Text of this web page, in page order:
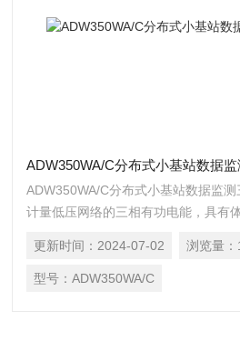
ADW350WA/C分布式小基站数据
ADW350WA/C分布式小基站数据监
计量低压网络的三相有功电能，具有
Lora、2G、NB、4G 等无线通讯方式
流采样模 式，从而方便用户在不同场
更新时间： 2024-07-02 浏览量：
型号：ADW350WA/C